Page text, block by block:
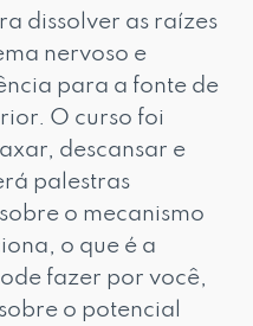
dissolver as raízes
nervoso e
para a fonte de
O curso foi
descansar e
palestras
o mecanismo
o que é a
fazer por você,
o potencial